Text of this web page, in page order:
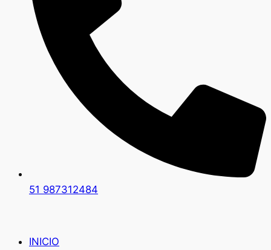
51 987312484
INICIO